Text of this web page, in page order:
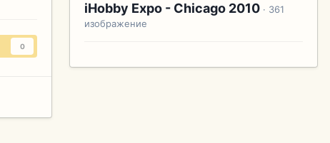
0
iHobby Expo - Chicago 2010 · 361
изображение